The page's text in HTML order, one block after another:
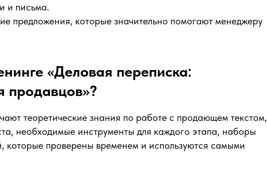
и письма.
предложения, которые значительно помогают менеджеру
«Деловая переписка:
продавцов»?
теоретические знания по работе с продающем текстом,
необходимые инструменты для каждого этапа, наборы
которые проверены временем и используются самыми